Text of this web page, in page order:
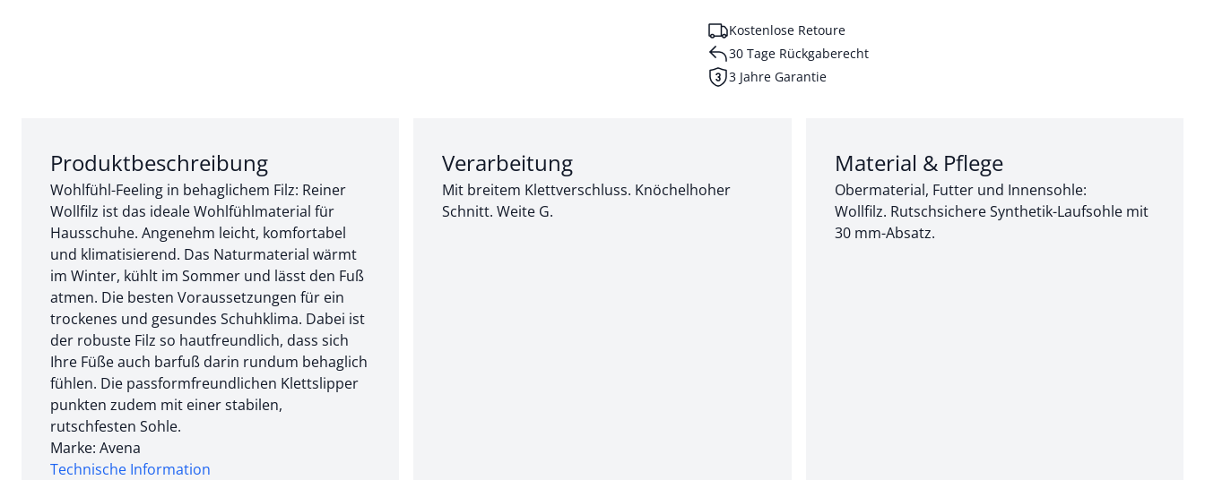
Kostenlose Retoure
30 Tage Rückgaberecht
3 Jahre Garantie
Abschnitt 1 von 3:
Produktbeschreibung
Wohlfühl-Feeling in behaglichem Filz: Reiner
Wollfilz ist das ideale Wohlfühlmaterial für
Hausschuhe. Angenehm leicht, komfortabel
und klimatisierend. Das Naturmaterial wärmt
im Winter, kühlt im Sommer und lässt den Fuß
atmen. Die besten Voraussetzungen für ein
trockenes und gesundes Schuhklima. Dabei ist
der robuste Filz so hautfreundlich, dass sich
Ihre Füße auch barfuß darin rundum behaglich
fühlen. Die passformfreundlichen Klettslipper
punkten zudem mit einer stabilen,
rutschfesten Sohle.
Marke: Avena
Technische Information
Abschnitt 2 von 3:
Verarbeitung
Mit breitem Klettverschluss. Knöchelhoher
Schnitt. Weite G.
Abschnitt 3 von 3:
Material & Pflege
Obermaterial, Futter und Innensohle:
Wollfilz. Rutschsichere Synthetik-Laufsohle mit
30 mm-Absatz.